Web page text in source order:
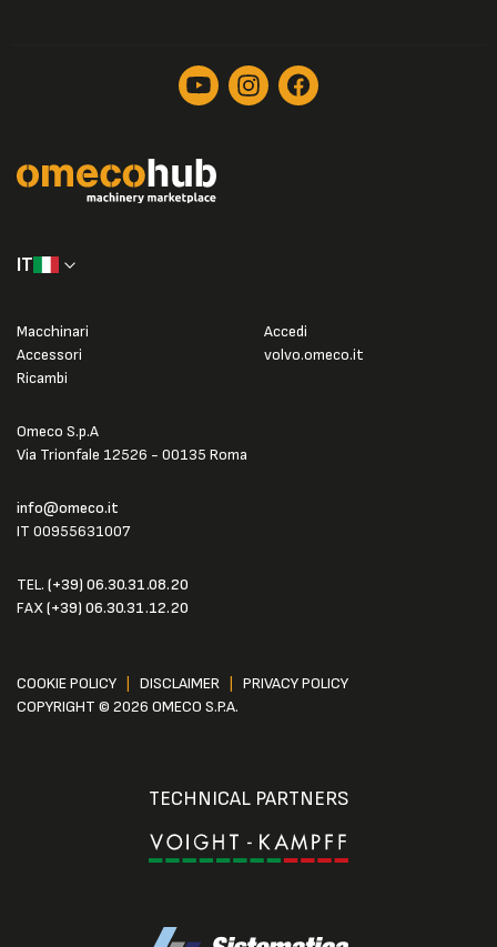
IT
Omeco S.p.A
Via Trionfale 12526 - 00135 Roma
info@omeco.it
IT 00955631007
TEL. (+39) 06.30.31.08.20
FAX(+39) 06.30.31.12.20
Macchinari
Accessori
Ricambi
Accedi
volvo.omeco.it
COOKIE POLICY DISCLAIMER
PRIVACY POLICY
COPYRIGHT © 2026 OMECO S.P.A.
TECHNICAL PARTNERS